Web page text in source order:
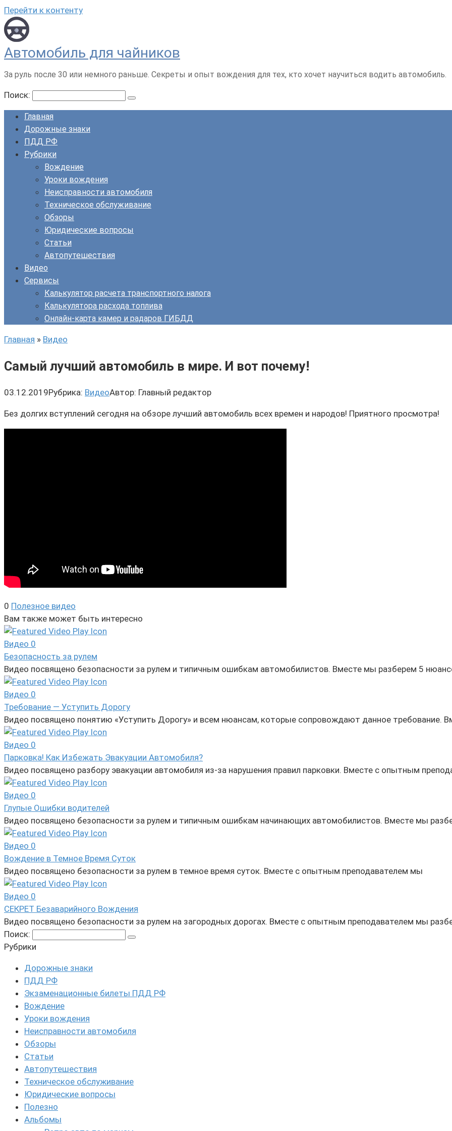
Перейти к контенту
Автомобиль для чайников
За руль после 30 или немного раньше. Секреты и опыт вождения для тех, кто хочет научиться водить автомобиль.
Поиск:
Главная
Дорожные знаки
ПДД РФ
Рубрики
Вождение
Уроки вождения
Неисправности автомобиля
Техническое обслуживание
Обзоры
Юридические вопросы
Статьи
Автопутешествия
Видео
Сервисы
Калькулятор расчета транспортного налога
Калькулятора расхода топлива
Онлайн-карта камер и радаров ГИБДД
Главная » Видео
Самый лучший автомобиль в мире. И вот почему!
03.12.2019Рубрика: ВидеоАвтор: Главный редактор
Без долгих вступлений сегодня на обзоре лучший автомобиль всех времен и народов! Приятного просмотра!
0 Полезное видео
Вам также может быть интересно
Видео 0
Безопасность за рулем
Видео посвящено безопасности за рулем и типичным ошибкам автомобилистов. Вместе мы разберем 5
Видео 0
Требование — Уступить Дорогу
Видео посвящено понятию «Уступить Дорогу» и всем нюансам, которые сопровождают данное требование.
Видео 0
Парковка! Как Избежать Эвакуации Автомобиля?
Видео посвящено разбору эвакуации автомобиля из-за нарушения правил парковки. Вместе с опытным
Видео 0
Глупые Ошибки водителей
Видео посвящено безопасности за рулем и типичным ошибкам начинающих автомобилистов. Вместе мы
Видео 0
Вождение в Темное Время Суток
Видео посвящено безопасности за рулем в темное время суток. Вместе с опытным преподавателем мы
Видео 0
СЕКРЕТ Безаварийного Вождения
Видео посвящено безопасности за рулем на загородных дорогах. Вместе с опытным преподавателем мы
Поиск:
Рубрики
Дорожные знаки
ПДД РФ
Экзаменационные билеты ПДД РФ
Вождение
Уроки вождения
Неисправности автомобиля
Обзоры
Статьи
Автопутешествия
Техническое обслуживание
Юридические вопросы
Полезно
Альбомы